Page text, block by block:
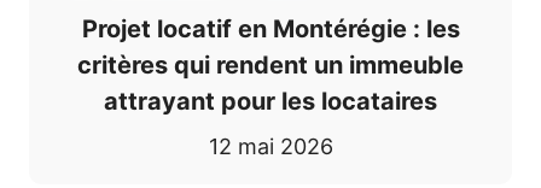
Projet locatif en Montérégie : les
critères qui rendent un immeuble
attrayant pour les locataires
12 mai 2026